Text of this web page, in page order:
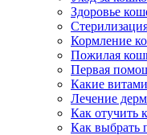
Здоровье
Кормление
Пожилая
Первая
Какие
Лечение
Как отучить
Как выбрать